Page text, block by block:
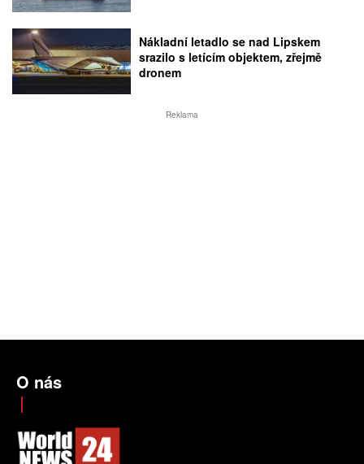
Nákladní letadlo se nad Lipskem
srazilo s letícím objektem, zřejmě
dronem
Reklama
O nás